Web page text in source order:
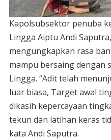
Kapolsubsektor penuba
Lingga Aiptu Andi
mengungkapkan rasa
mampu bersaing dengan
Lingga. “Adit telah
luar biasa, Target awal
dikasih kepercayaan
tekun dan latihan keras
kata Andi Saputra.